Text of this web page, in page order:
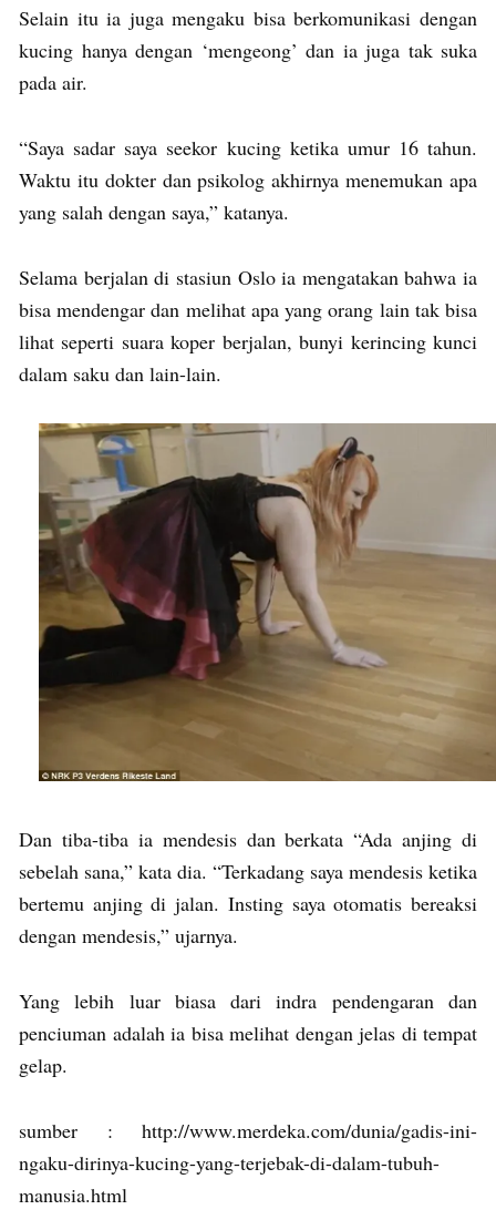
Selain itu ia juga mengaku bisa berkomunikasi dengan
kucing hanya dengan ‘mengeong’ dan ia juga tak suka
pada air.
“Saya sadar saya seekor kucing ketika umur 16 tahun.
Waktu itu dokter dan psikolog akhirnya menemukan apa
yang salah dengan saya,” katanya.
Selama berjalan di stasiun Oslo ia mengatakan bahwa ia
bisa mendengar dan melihat apa yang orang lain tak bisa
lihat seperti suara koper berjalan, bunyi kerincing kunci
dalam saku dan lain-lain.
Dan tiba-tiba ia mendesis dan berkata “Ada anjing di
sebelah sana,” kata dia. “Terkadang saya mendesis ketika
bertemu anjing di jalan. Insting saya otomatis bereaksi
dengan mendesis,” ujarnya.
Yang lebih luar biasa dari indra pendengaran dan
penciuman adalah ia bisa melihat dengan jelas di tempat
gelap.
sumber : http://www.merdeka.com/dunia/gadis-ini-
ngaku-dirinya-kucing-yang-terjebak-di-dalam-tubuh-
manusia.html